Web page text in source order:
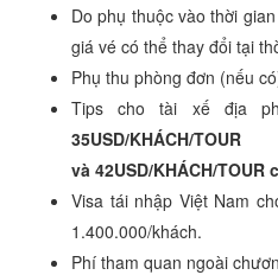
Do phụ thuộc vào thời
giá vé có thể thay đổi tại
Phụ thu phòng đơn (nếu
Tips cho tài xế địa
35USD/KHÁCH/
và 42USD/KHÁCH/TOUR
Visa tái nhập Việt Nam
1.400.000/khách.
Phí tham quan ngoài